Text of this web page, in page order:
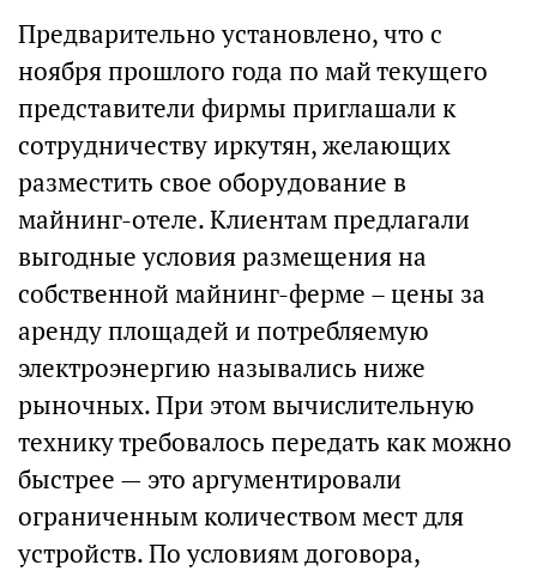
Предварительно установлено, что с
ноября прошлого года по май текущего
представители фирмы приглашали к
сотрудничеству иркутян, желающих
разместить свое оборудование в
майнинг-отеле. Клиентам предлагали
выгодные условия размещения на
собственной майнинг-ферме – цены за
аренду площадей и потребляемую
электроэнергию назывались ниже
рыночных. При этом вычислительную
технику требовалось передать как можно
быстрее — это аргументировали
ограниченным количеством мест для
устройств. По условиям договора,